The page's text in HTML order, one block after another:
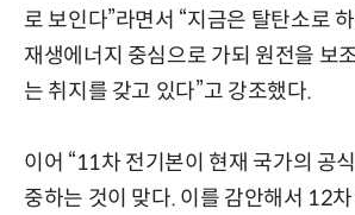
로 보인다”라면서 “지금은 탈탄소로
재생에너지 중심으로 가되 원전을 보
는 취지를 갖고 있다”고 강조했다.
이어 “11차 전기본이 현재 국가의 공
중하는 것이 맞다. 이를 감안해서 12